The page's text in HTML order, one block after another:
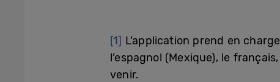
[1] L’application prend en
l’espagnol (Mexique), le
venir.